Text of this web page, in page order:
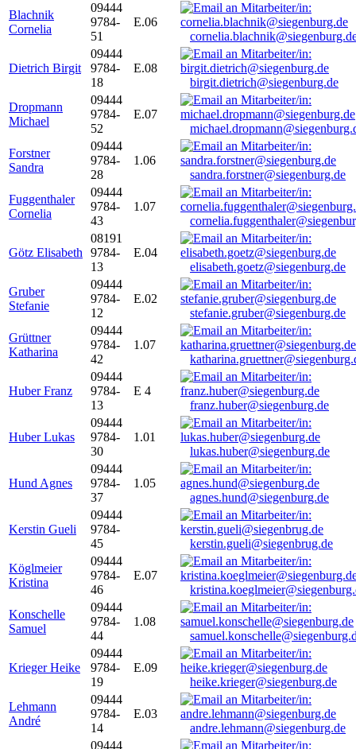
Blachnik
Cornelia
09444
9784-
51
E.06
Dietrich Birgit
09444
9784-
18
E.08
birgit.dietrich@siegenburg.de
Dropmann
Michael
09444
9784-
52
E.07
Forstner
Sandra
09444
9784-
28
1.06
sandra.forstner@siegenburg.de
Fuggenthaler
Cornelia
09444
9784-
43
1.07
Götz Elisabeth
08191
9784-
13
E.04
elisabeth.goetz@siegenburg.de
Gruber
Stefanie
09444
9784-
12
E.02
stefanie.gruber@siegenburg.de
Grüttner
Katharina
09444
9784-
42
1.07
Huber Franz
09444
9784-
13
E 4
franz.huber@siegenburg.de
Huber Lukas
09444
9784-
30
1.01
lukas.huber@siegenburg.de
Hund Agnes
09444
9784-
37
1.05
agnes.hund@siegenburg.de
Kerstin Gueli
09444
9784-
45
kerstin.gueli@siegenbrug.de
Köglmeier
Kristina
09444
9784-
46
E.07
Konschelle
Samuel
09444
9784-
44
1.08
Krieger Heike
09444
9784-
19
E.09
heike.krieger@siegenburg.de
Lehmann
André
09444
9784-
14
E.03
andre.lehmann@siegenburg.de
09444